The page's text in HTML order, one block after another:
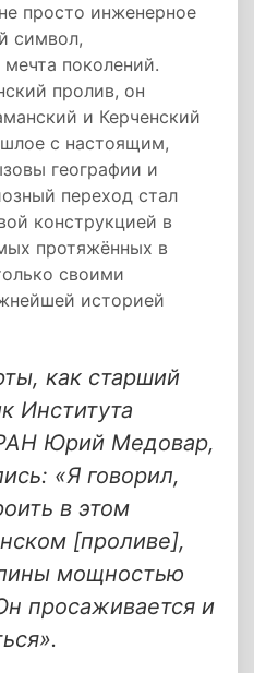
просто инженерное
символ,
поколений.
пролив, он
и Керченский
с настоящим,
географии и
переход стал
конструкцией в
протяжённых в
своими
историей
как старший
Института
Юрий Медовар,
«Я говорил,
в этом
[проливе],
мощностью
просаживается и